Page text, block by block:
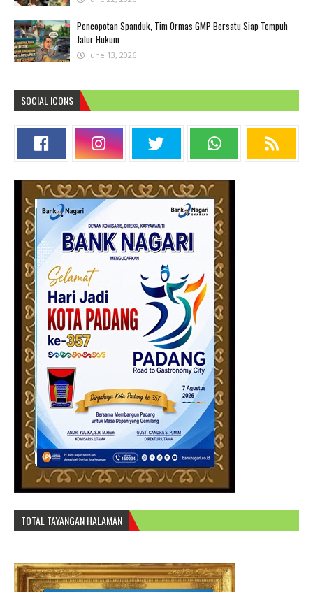
Pencopotan Spanduk, Tim Ormas GMP Bersatu Siap Tempuh
Jalur Hukum
June 13, 2026
SOCIAL ICONS
TOTAL TAYANGAN HALAMAN